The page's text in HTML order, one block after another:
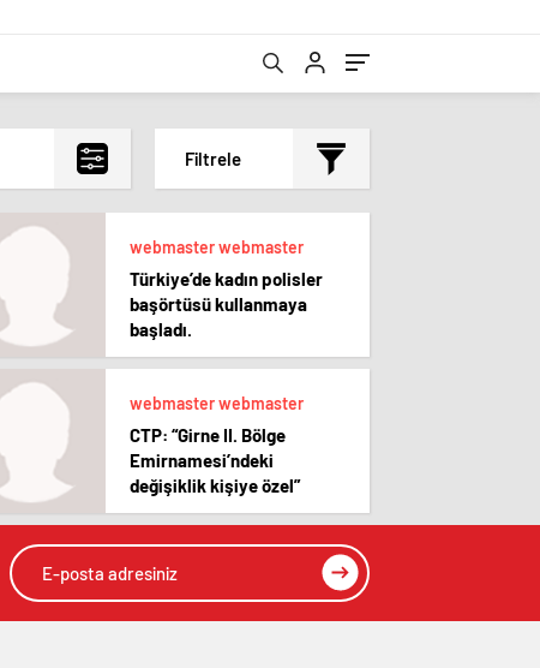
Filtrele
webmaster webmaster
Türkiye’de kadın polisler
başörtüsü kullanmaya
başladı.
webmaster webmaster
CTP: “Girne II. Bölge
Emirnamesi’ndeki
değişiklik kişiye özel”